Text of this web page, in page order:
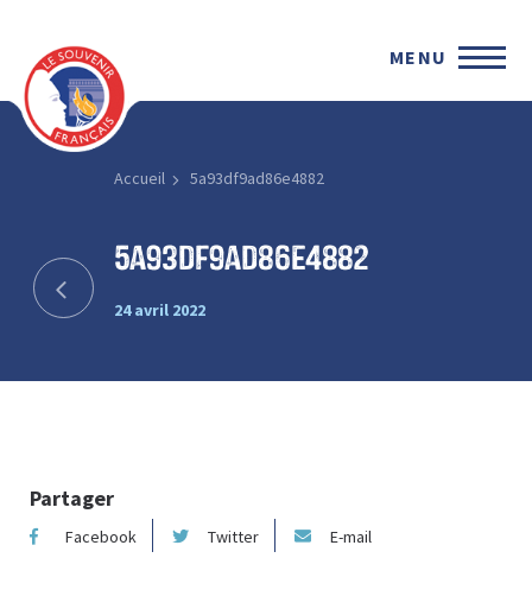
MENU
Accueil 5a93df9ad86e4882
5a93df9ad86e4882
24 avril 2022
Partager
Facebook Twitter E-mail